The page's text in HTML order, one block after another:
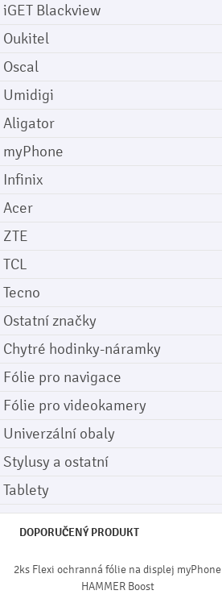
iGET Blackview
Oukitel
Oscal
Umidigi
Aligator
myPhone
Infinix
Acer
ZTE
TCL
Tecno
Ostatní značky
Chytré hodinky-náramky
Fólie pro navigace
Fólie pro videokamery
Univerzální obaly
Stylusy a ostatní
Tablety
DOPORUČENÝ PRODUKT
2ks Flexi ochranná fólie na displej myPhone
HAMMER Boost